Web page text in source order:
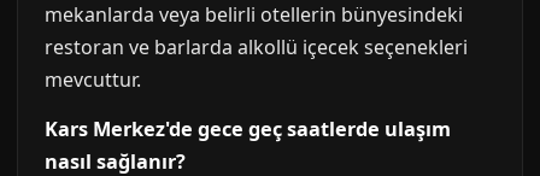
mekanlarda veya belirli otellerin bünyesindeki
restoran ve barlarda alkollü içecek seçenekleri
mevcuttur.
Kars Merkez'de gece geç saatlerde ulaşım
nasıl sağlanır?